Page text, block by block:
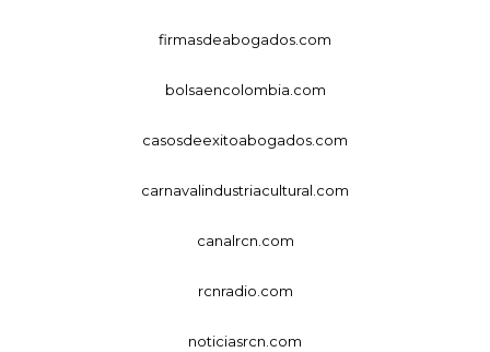
firmasdeabogados.com
bolsaencolombia.com
casosdeexitoabogados.com
carnavalindustriacultural.com
canalrcn.com
rcnradio.com
noticiasrcn.com